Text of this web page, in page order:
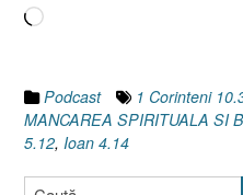
Încarc...
Podcast 1 Corinteni
MANCAREA SPIRITUALA SI
5.12, Ioan 4.14